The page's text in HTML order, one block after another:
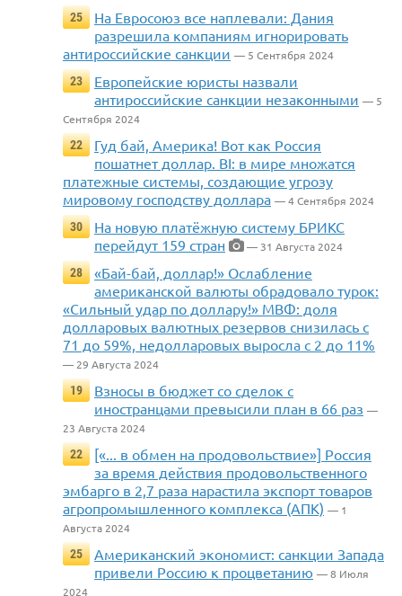
25
На Евросоюз все наплевали: Дания
разрешила компаниям игнорировать
антироссийские санкции — 5 Сентября 2024
23
Европейские юристы назвали
антироссийские санкции незаконными — 5
Сентября 2024
22
Гуд бай, Америка! Вот как Россия
пошатнет доллар. BI: в мире множатся
платежные системы, создающие угрозу
мировому господству доллара — 4 Сентября 2024
30
На новую платёжную систему БРИКС
перейдут 159 стран
— 31 Августа 2024
28
«Бай-бай, доллар!» Ослабление
американской валюты обрадовало турок:
«Сильный удар по доллару!» МВФ: доля
долларовых валютных резервов снизилась с
71 до 59%, недолларовых выросла с 2 до 11%
— 29 Августа 2024
19
Взносы в бюджет со сделок с
иностранцами превысили план в 66 раз —
23 Августа 2024
22
[«... в обмен на продовольствие»] Россия
за время действия продовольственного
эмбарго в 2,7 раза нарастила экспорт товаров
агропромышленного комплекса (АПК) — 1
Августа 2024
25
Американский экономист: санкции Запада
привели Россию к процветанию — 8 Июля
2024